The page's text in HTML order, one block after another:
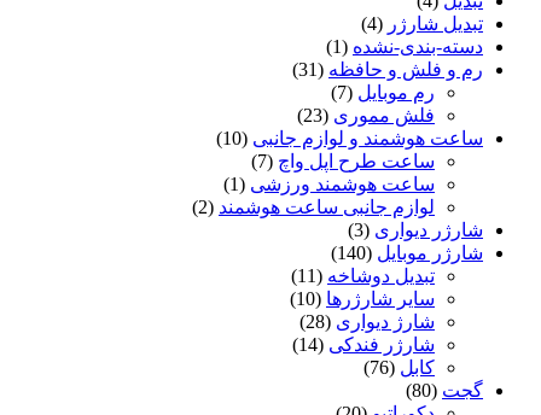
تبدیل شارژر (4)
دسته-بندی-نشده (1)
رم و فلش و حافظه (31)
رم موبایل (7)
فلش مموری (23)
ساعت هوشمند و لوازم جانبی (10)
ساعت طرح اپل واچ (7)
ساعت هوشمند ورزشی (1)
لوازم جانبی ساعت هوشمند (2)
شارژر دیواری (3)
شارژر موبایل (140)
تبدیل دوشاخه (11)
سایر شارژرها (10)
شارژ دیواری (28)
شارژر فندکی (14)
کابل (76)
گجت (80)